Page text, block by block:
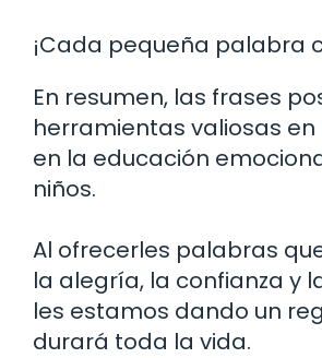
¡Cada pequeña palabra
En resumen, las frases
herramientas valiosas en
en la educación
niños.
Al ofrecerles palabras
la alegría, la confianza y
les estamos dando un
durará toda la vida.